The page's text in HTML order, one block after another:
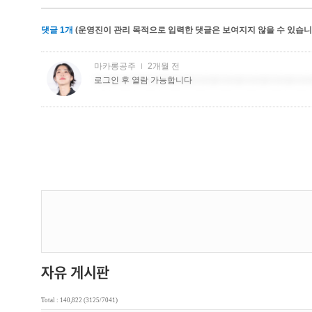
댓글 1개 (운영진이 관리 목적으로 입력한 댓글은 보여지지 않을 수 있습
Total : 140,822 (3125/7041)